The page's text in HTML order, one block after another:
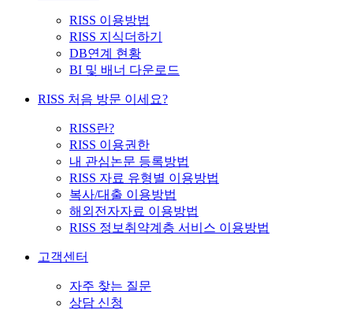
RISS 이용방법
RISS 지식더하기
DB연계 현황
BI 및 배너 다운로드
RISS 처음 방문 이세요?
RISS란?
RISS 이용권한
내 관심논문 등록방법
RISS 자료 유형별 이용방법
복사/대출 이용방법
해외전자자료 이용방법
RISS 정보취약계층 서비스 이용방법
고객센터
자주 찾는 질문
상담 신청